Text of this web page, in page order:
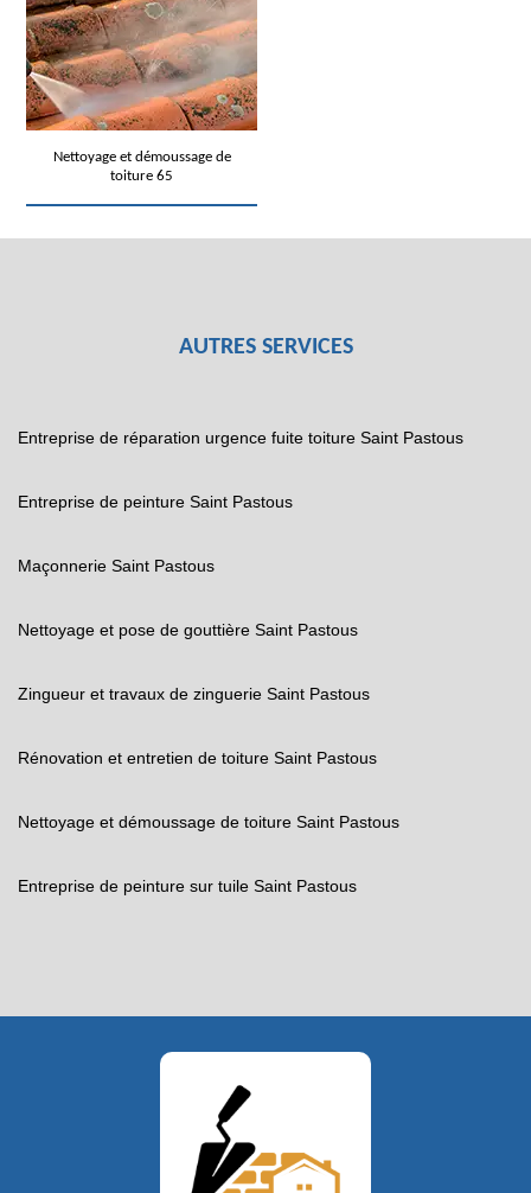
Nettoyage et démoussage de
toiture 65
AUTRES SERVICES
Entreprise de réparation urgence fuite toiture Saint Pastous
Entreprise de peinture Saint Pastous
Maçonnerie Saint Pastous
Nettoyage et pose de gouttière Saint Pastous
Zingueur et travaux de zinguerie Saint Pastous
Rénovation et entretien de toiture Saint Pastous
Nettoyage et démoussage de toiture Saint Pastous
Entreprise de peinture sur tuile Saint Pastous